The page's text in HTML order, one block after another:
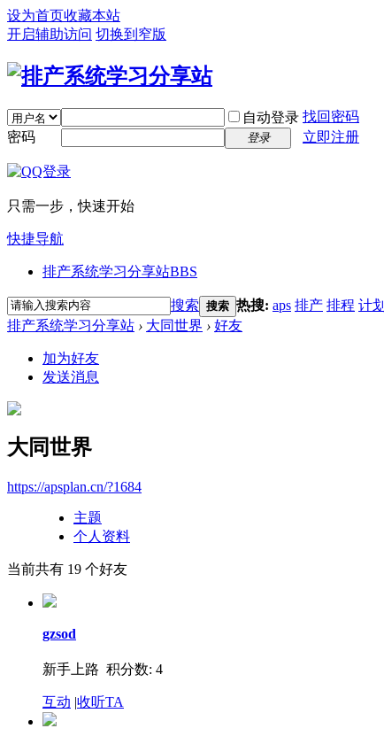
设为首页收藏本站
开启辅助访问 切换到窄版
自动登录 找回密码
密码
登录 立即注册
只需一步，快速开始
快捷导航
排产系统学习分享站BBS
搜索 搜索 热搜: aps 排产 排程 计划
排产系统学习分享站 › 大同世界 › 好友
加为好友
发送消息
大同世界
https://apsplan.cn/?1684
主题
个人资料
当前共有 19 个好友
gzsod
新手上路 积分数: 4
互动 |收听TA